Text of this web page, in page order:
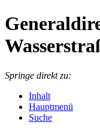
Springe direkt zu:
Inhalt
Hauptmenü
Suche